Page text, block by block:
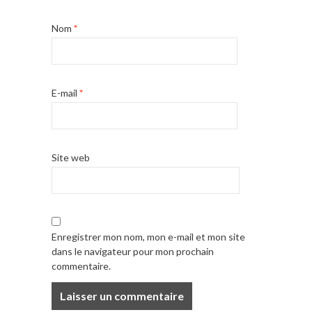
Nom *
E-mail *
Site web
Enregistrer mon nom, mon e-mail et mon site
dans le navigateur pour mon prochain
commentaire.